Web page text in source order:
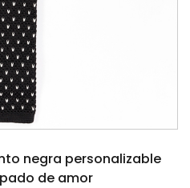
negra personalizable
de amor